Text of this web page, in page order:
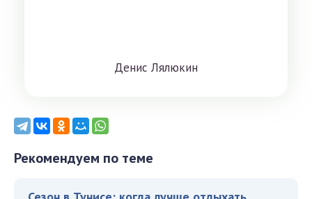
Дeниc Лялюкин
Рекомендуем по теме